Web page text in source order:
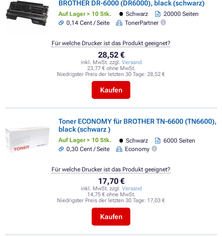
BROTHER DR-6000 (DR6000), black (schwarz)
Auf Lager > 10 Stk. Schwarz
20000 Seiten
0,14 Cent / Seite
TonerPartner
28,52 €
inkl. MwSt. zzgl. Versand
23,77 € ohne MwSt.
Niedrigster Preis der letzten 30 Tage: 28,52 €
Kaufen
Für welche Drucker ist das Produkt geeignet?
Toner ECONOMY für BROTHER TN-6600 (TN6600),
black (schwarz )
Auf Lager > 10 Stk. Schwarz
6000 Seiten
0,30 Cent / Seite
Economy
17,70 €
inkl. MwSt. zzgl. Versand
14,75 € ohne MwSt.
Niedrigster Preis der letzten 30 Tage: 17,03 €
Kaufen
Für welche Drucker ist das Produkt geeignet?